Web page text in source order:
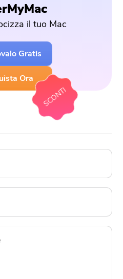
il tuo Mac
Gratis
Ora
SCONTI